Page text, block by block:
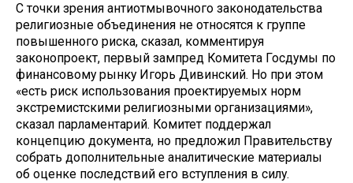
С точки зрения антиотмывочного законодательства
религиозные объединения не относятся к группе
повышенного риска, сказал, комментируя
законопроект, первый зампред Комитета Госдумы по
финансовому рынку Игорь Дивинский. Но при этом
«есть риск использования проектируемых норм
экстремистскими религиозными организациями»,
сказал парламентарий. Комитет поддержал
концепцию документа, но предложил Правительству
собрать дополнительные аналитические материалы
об оценке последствий его вступления в силу.